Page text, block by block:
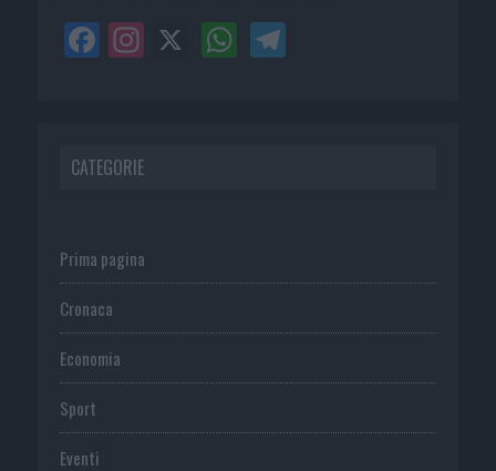
CATEGORIE
Prima pagina
Cronaca
Economia
Sport
Eventi